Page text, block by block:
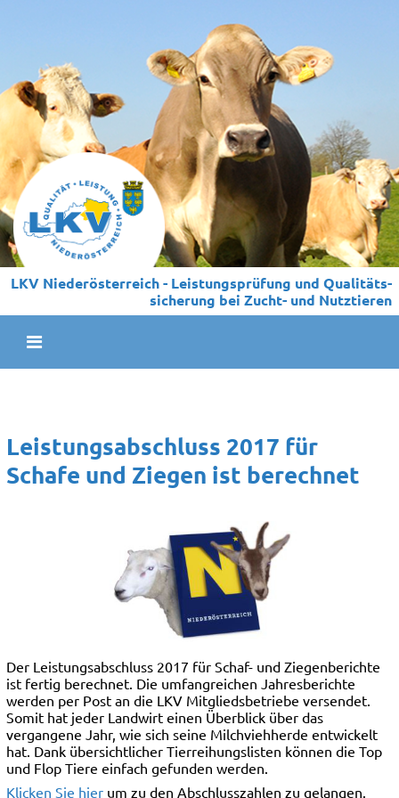
LKV Niederösterreich - Leistungs­prüfung und Qualitäts­
sicherung bei Zucht- und Nutztieren
Leistungsabschluss 2017 für
Schafe und Ziegen ist berechnet
Der Leistungsabschluss 2017 für Schaf- und Ziegenberichte
ist fertig berechnet. Die umfangreichen Jahresberichte
werden per Post an die LKV Mitgliedsbetriebe versendet.
Somit hat jeder Landwirt einen Überblick über das
vergangene Jahr, wie sich seine Milchviehherde entwickelt
hat. Dank übersichtlicher Tierreihungslisten können die Top
und Flop Tiere einfach gefunden werden.
Klicken Sie hierum zu den Abschlusszahlen zu gelangen.